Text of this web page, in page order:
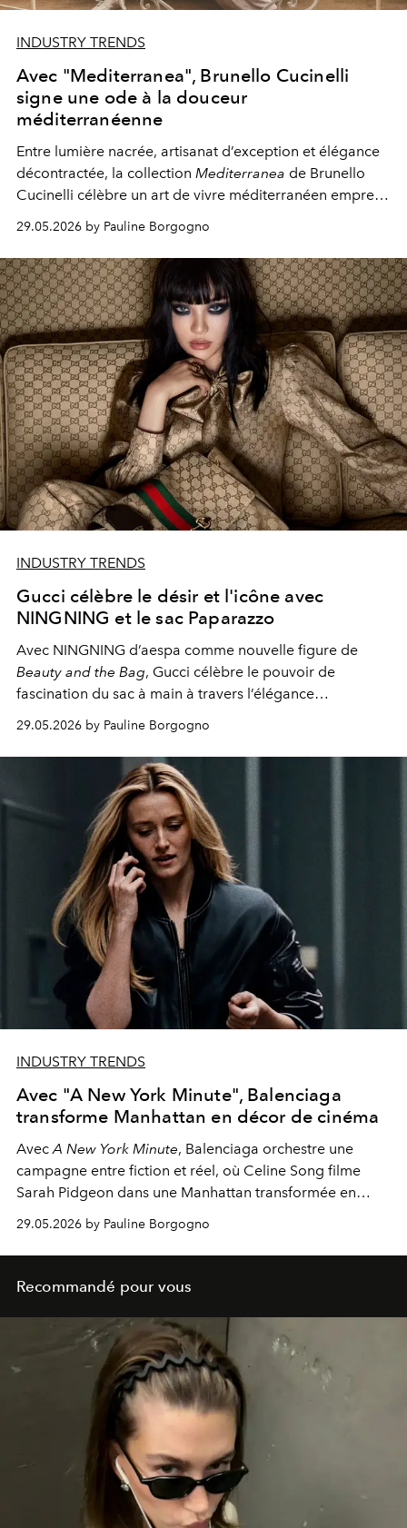
INDUSTRY TRENDS
Avec "Mediterranea", Brunello Cucinelli
signe une ode à la douceur
méditerranéenne
Entre lumière nacrée, artisanat d’exception et élégance
décontractée, la collection Mediterranea de Brunello
Cucinelli célèbre un art de vivre méditerranéen empreint
de simplicité et de raffinement.
29.05.2026 by Pauline Borgogno
INDUSTRY TRENDS
Gucci célèbre le désir et l'icône avec
NINGNING et le sac Paparazzo
Avec NINGNING d’aespa comme nouvelle figure de
Beauty and the Bag, Gucci célèbre le pouvoir de
fascination du sac à main à travers l’élégance
contemporaine du modèle Paparazzo.
29.05.2026 by Pauline Borgogno
INDUSTRY TRENDS
Avec "A New York Minute", Balenciaga
transforme Manhattan en décor de cinéma
AvecA New York Minute, Balenciaga orchestre une
campagne entre fiction et réel, où Celine Song filme
Sarah Pidgeon dans une Manhattan transformée en
plateau de cinéma permanent.
29.05.2026 by Pauline Borgogno
Recommandé pour vous